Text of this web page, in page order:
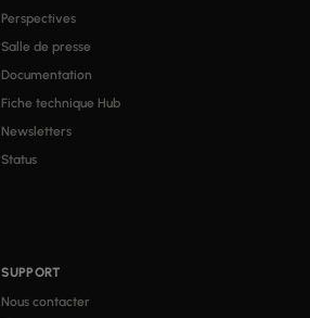
Perspectives
Salle de presse
Documentation
Fiche technique Hub
Newsletters
Status
SUPPORT
Nous contacter